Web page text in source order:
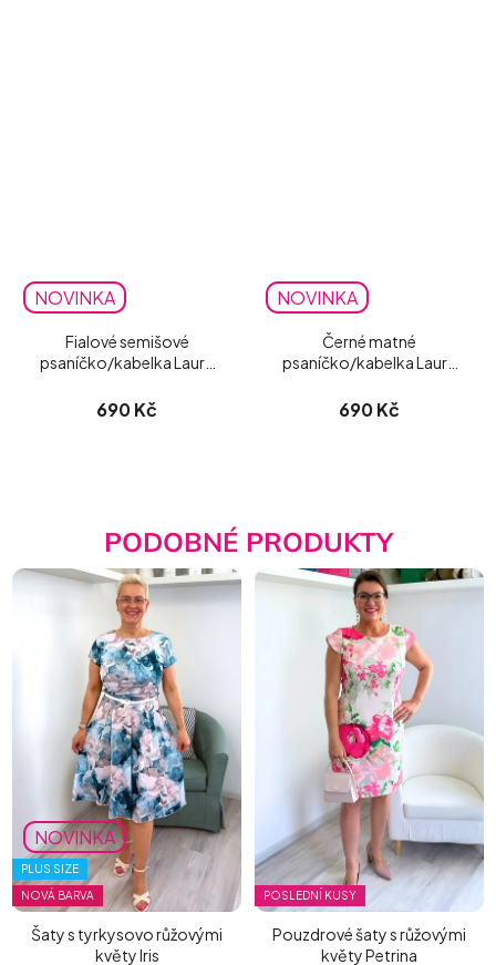
NOVINKA
Fialové semišové
psaníčko/kabelka Laura
690 Kč
NOVINKA
Černé matné
psaníčko/kabelka Laura
690 Kč
PODOBNÉ PRODUKTY
NOVINKA
PLUS SIZE
NOVÁ BARVA
Šaty s tyrkysovo růžovými
květy Iris
POSLEDNÍ KUSY
Pouzdrové šaty s růžovými
květy Petrina